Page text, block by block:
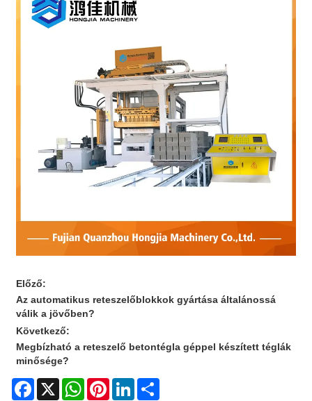
Előző:
Az automatikus reteszelőblokkok gyártása általánossá
válik a jövőben?
Következő:
Megbízható a reteszelő betontégla géppel készített téglák
minősége?
Facebook
X WhatsAppPinterestLinkedIn